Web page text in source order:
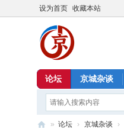
设为首页 收藏本站
论坛 京城杂谈
» 论坛 › 京城杂谈 ›